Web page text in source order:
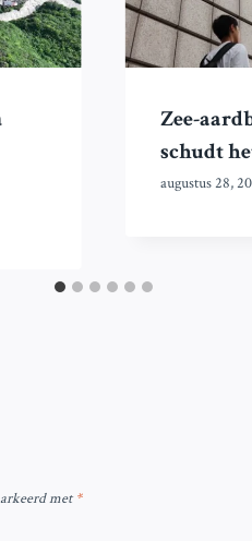
Zee-
schudt
augustus 28,
met*